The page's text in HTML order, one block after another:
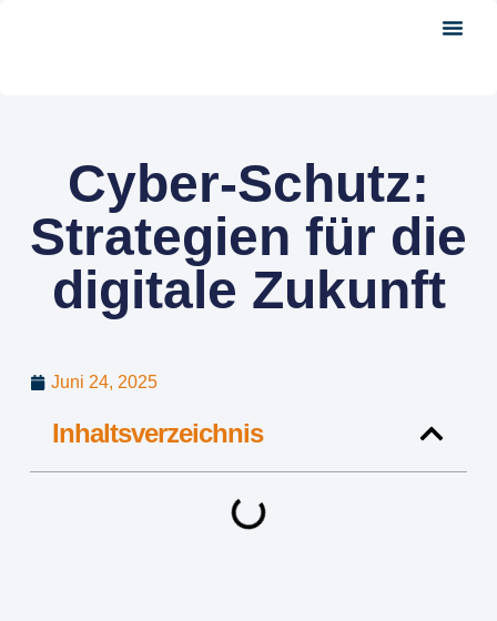
Cyber-Schutz:
Strategien für die
digitale Zukunft
Juni 24, 2025
Inhaltsverzeichnis